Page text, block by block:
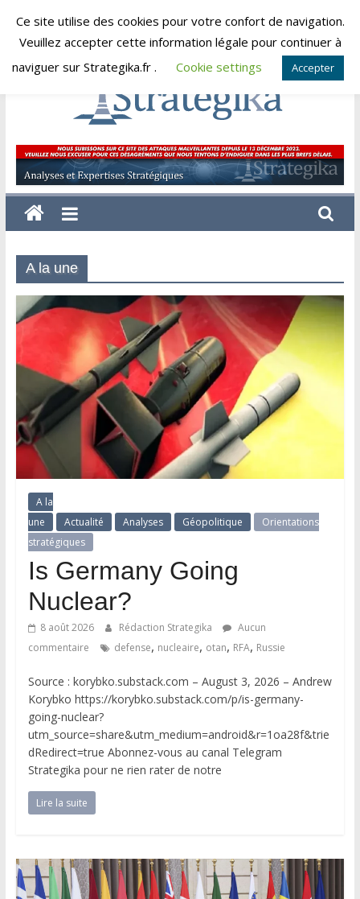
Skip
samedi, août 8, 2026
Strategika
Expertise
et
Analyses
A la une
A la
une
Actualité Analyses Géopolitique
Orientations
stratégiques
Is Germany Going
Nuclear?
8 août 2026 Rédaction Strategika
Aucun
commentaire
defense, nucleaire, otan, RFA, Russie
Source : korybko.substack.com – August 3, 2026 – Andrew
Korybko https://korybko.substack.com/p/is-germany-
going-nuclear?
utm_source=share&utm_medium=android&r=1oa28f&trie
dRedirect=true Abonnez-vous au canal Telegram
Strategika pour ne rien rater de notre
Lire la suite
Ce site utilise des cookies pour votre confort de navigation.
Veuillez accepter cette information légale pour continuer à
naviguer sur Strategika.fr .
Cookie settings Accepter